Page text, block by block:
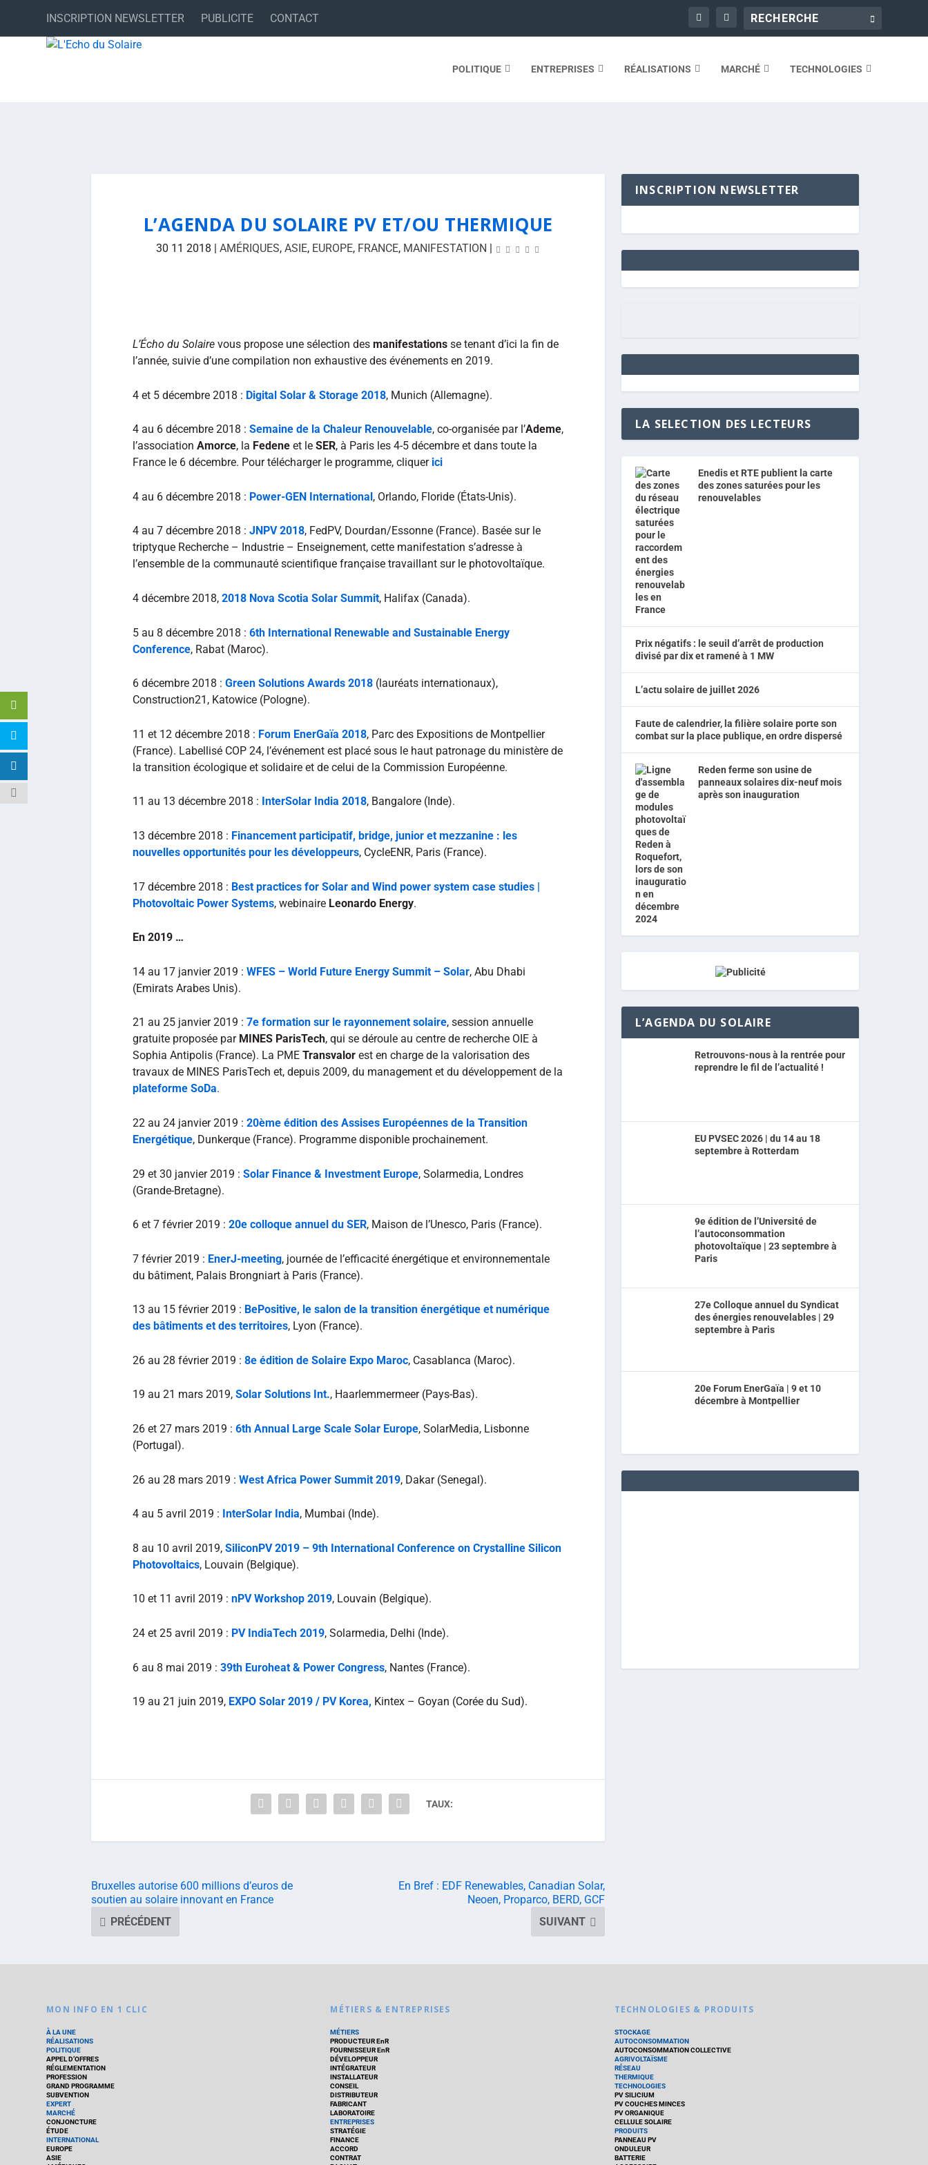
INSCRIPTION NEWSLETTER PUBLICITE CONTACT
POLITIQUE ENTREPRISES RÉALISATIONS MARCHÉ TECHNOLOGIES
L’AGENDA DU SOLAIRE PV ET/OU THERMIQUE
30 11 2018 | AMÉRIQUES, ASIE, EUROPE, FRANCE, MANIFESTATION |
L’Écho du Solaire vous propose une sélection des manifestations se tenant d’ici la fin de
l’année, suivie d’une compilation non exhaustive des événements en 2019.
4 et 5 décembre 2018 : Digital Solar & Storage 2018, Munich (Allemagne).
4 au 6 décembre 2018 : Semaine de la Chaleur Renouvelable, co-organisée par l’Ademe,
l’association Amorce, la Fedene et le SER, à Paris les 4-5 décembre et dans toute la
France le 6 décembre. Pour télécharger le programme, cliquer ici
4 au 6 décembre 2018 : Power-GEN International, Orlando, Floride (États-Unis).
4 au 7 décembre 2018 : JNPV 2018, FedPV, Dourdan/Essonne (France). Basée sur le
triptyque Recherche – Industrie – Enseignement, cette manifestation s’adresse à
l’ensemble de la communauté scientifique française travaillant sur le photovoltaïque.
4 décembre 2018, 2018 Nova Scotia Solar Summit, Halifax (Canada).
5 au 8 décembre 2018 : 6th International Renewable and Sustainable Energy
Conference, Rabat (Maroc).
6 décembre 2018 : Green Solutions Awards 2018 (lauréats internationaux),
Construction21, Katowice (Pologne).
11 et 12 décembre 2018 : Forum EnerGaïa 2018, Parc des Expositions de Montpellier
(France). Labellisé COP 24, l’événement est placé sous le haut patronage du ministère de
la transition écologique et solidaire et de celui de la Commission Européenne.
11 au 13 décembre 2018 : InterSolar India 2018, Bangalore (Inde).
13 décembre 2018 : Financement participatif, bridge, junior et mezzanine : les
nouvelles opportunités pour les développeurs, CycleENR, Paris (France).
17 décembre 2018 : Best practices for Solar and Wind power system case studies |
Photovoltaic Power Systems, webinaire Leonardo Energy.
En 2019 …
14 au 17 janvier 2019 : WFES – World Future Energy Summit – Solar, Abu Dhabi
(Emirats Arabes Unis).
21 au 25 janvier 2019 : 7e formation sur le rayonnement solaire, session annuelle
gratuite proposée par MINES ParisTech, qui se déroule au centre de recherche OIE à
Sophia Antipolis (France). La PME Transvalor est en charge de la valorisation des
travaux de MINES ParisTech et, depuis 2009, du management et du développement de la
plateforme SoDa.
22 au 24 janvier 2019 : 20ème édition des Assises Européennes de la Transition
Energétique, Dunkerque (France). Programme disponible prochainement.
29 et 30 janvier 2019 : Solar Finance & Investment Europe, Solarmedia, Londres
(Grande-Bretagne).
6 et 7 février 2019 : 20e colloque annuel du SER, Maison de l’Unesco, Paris (France).
7 février 2019 : EnerJ-meeting, journée de l’efficacité énergétique et environnementale
du bâtiment, Palais Brongniart à Paris (France).
13 au 15 février 2019 : BePositive, le salon de la transition énergétique et numérique
des bâtiments et des territoires, Lyon (France).
26 au 28 février 2019 : 8e édition de Solaire Expo Maroc, Casablanca (Maroc).
19 au 21 mars 2019, Solar Solutions Int., Haarlemmermeer (Pays-Bas).
26 et 27 mars 2019 : 6th Annual Large Scale Solar Europe, SolarMedia, Lisbonne
(Portugal).
26 au 28 mars 2019 : West Africa Power Summit 2019, Dakar (Senegal).
4 au 5 avril 2019 : InterSolar India, Mumbai (Inde).
8 au 10 avril 2019, SiliconPV 2019 – 9th International Conference on Crystalline Silicon
Photovoltaics, Louvain (Belgique).
10 et 11 avril 2019 : nPV Workshop 2019, Louvain (Belgique).
24 et 25 avril 2019 : PV IndiaTech 2019, Solarmedia, Delhi (Inde).
6 au 8 mai 2019 : 39th Euroheat & Power Congress, Nantes (France).
19 au 21 juin 2019, EXPO Solar 2019 / PV Korea, Kintex – Goyan (Corée du Sud).
TAUX:
Bruxelles autorise 600 millions d’euros de
soutien au solaire innovant en France
PRÉCÉDENT
En Bref : EDF Renewables, Canadian Solar,
Neoen, Proparco, BERD, GCF
SUIVANT
INSCRIPTION NEWSLETTER
LA SELECTION DES LECTEURS
Enedis et RTE publient la carte
des zones saturées pour les
renouvelables
Prix négatifs : le seuil d’arrêt de production
divisé par dix et ramené à 1 MW
L’actu solaire de juillet 2026
Faute de calendrier, la filière solaire porte son
combat sur la place publique, en ordre dispersé
Reden ferme son usine de
panneaux solaires dix-neuf mois
après son inauguration
L’AGENDA DU SOLAIRE
Retrouvons-nous à la rentrée pour
reprendre le fil de l’actualité !
EU PVSEC 2026 | du 14 au 18
septembre à Rotterdam
9e édition de l’Université de
l’autoconsommation
photovoltaïque | 23 septembre à
Paris
27e Colloque annuel du Syndicat
des énergies renouvelables | 29
septembre à Paris
20e Forum EnerGaïa | 9 et 10
décembre à Montpellier
MON INFO EN 1 CLIC
À LA UNE
RÉALISATIONS
POLITIQUE
APPEL D’OFFRES
RÉGLEMENTATION
PROFESSION
GRAND PROGRAMME
SUBVENTION
EXPERT
MARCHÉ
CONJONCTURE
ÉTUDE
INTERNATIONAL
EUROPE
ASIE
MÉTIERS & ENTREPRISES
MÉTIERS
PRODUCTEUR EnR
FOURNISSEUR EnR
DÉVELOPPEUR
INTÉGRATEUR
INSTALLATEUR
CONSEIL
DISTRIBUTEUR
FABRICANT
LABORATOIRE
ENTREPRISES
STRATÉGIE
FINANCE
ACCORD
CONTRAT
TECHNOLOGIES & PRODUITS
STOCKAGE
AUTOCONSOMMATION
AUTOCONSOMMATION COLLECTIVE
AGRIVOLTAÏSME
RÉSEAU
THERMIQUE
TECHNOLOGIES
PV SILICIUM
PV COUCHES MINCES
PV ORGANIQUE
CELLULE SOLAIRE
PRODUITS
PANNEAU PV
ONDULEUR
BATTERIE